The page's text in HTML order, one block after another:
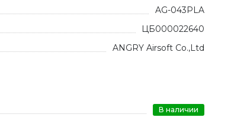
AG-043PLA
ЦБ000022640
ANGRY Airsoft Co.,Ltd
В наличии